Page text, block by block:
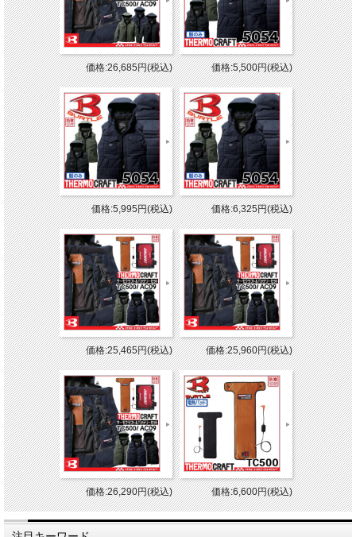
価格:26,685円(税込) 価格:5,500円(税込)
価格:5,995円(税込) 価格:6,325円(税込)
価格:25,465円(税込) 価格:25,960円(税込)
価格:26,290円(税込) 価格:6,600円(税込)